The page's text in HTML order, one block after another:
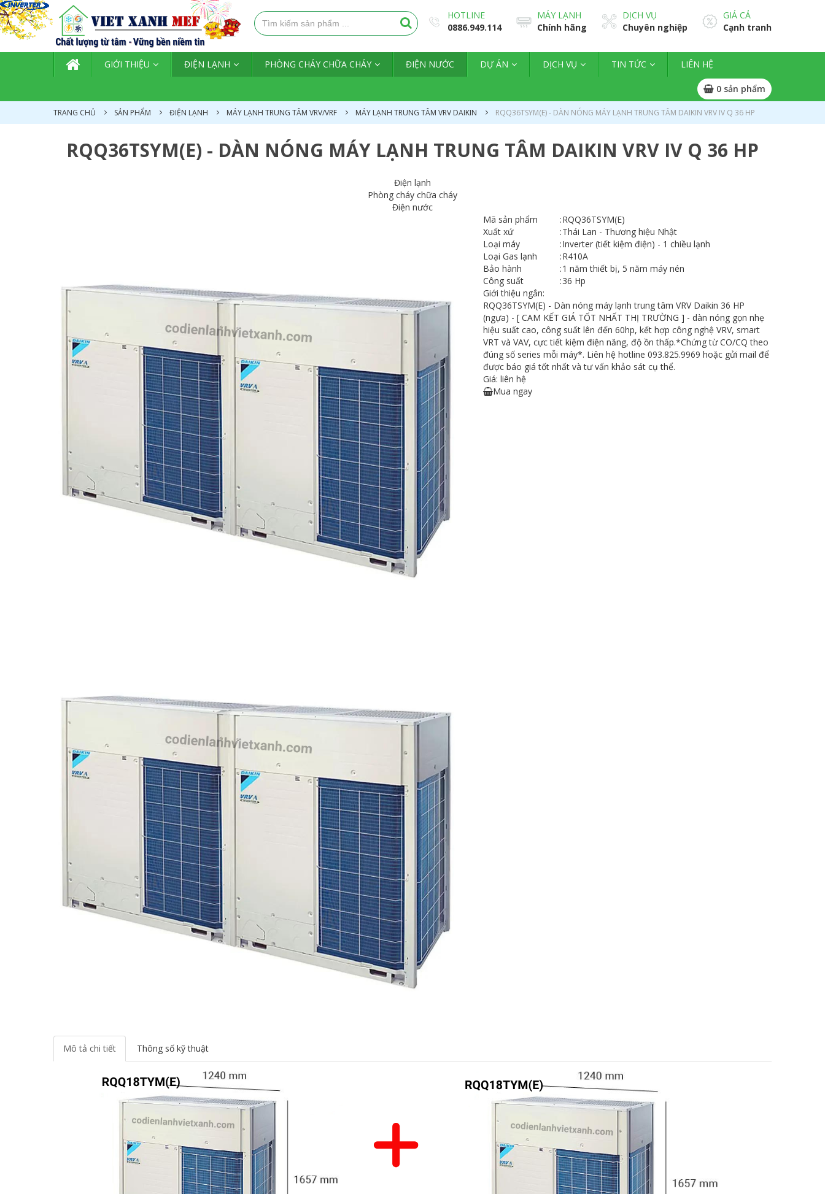
HOTLINE
0886.949.114
MÁY LẠNH
Chính hãng
DỊCH VỤ
Chuyên nghiệp
GIÁ CẢ
Cạnh tranh
TRANG CHỦ
GIỚI THIỆU ĐIỆN LẠNH PHÒNG CHÁY CHỮA CHÁY ĐIỆN NƯỚC DỰ ÁN DỊCH VỤ TIN TỨC LIÊN HỆ
0 sản phẩm
TRANG CHỦ SẢN PHẨM ĐIỆN LẠNH MÁY LẠNH TRUNG TÂM VRV/VRF MÁY LẠNH TRUNG TÂM VRV DAIKIN RQQ36TSYM(E) - DÀN NÓNG MÁY LẠNH TRUNG TÂM DAIKIN VRV IV Q 36 HP
RQQ36TSYM(E) - DÀN NÓNG MÁY LẠNH TRUNG TÂM DAIKIN VRV IV Q 36 HP
Điện lạnh
Phòng cháy chữa cháy
Điện nước
Mã sản phẩm
:RQQ36TSYM(E)
Xuất xứ
:Thái Lan - Thương hiệu Nhật
Loại máy
:Inverter (tiết kiệm điện) - 1 chiều lạnh
Loại Gas lạnh
:R410A
Bảo hành
:1 năm thiết bị, 5 năm máy nén
Công suất
:36 Hp
Giới thiệu ngắn:
RQQ36TSYM(E) - Dàn nóng máy lạnh trung tâm VRV Daikin 36 HP
(ngựa) - [ CAM KẾT GIÁ TỐT NHẤT THỊ TRƯỜNG ] - dàn nóng gọn nhẹ
hiệu suất cao, công suất lên đến 60hp, kết hợp công nghệ VRV, smart
VRT và VAV, cực tiết kiệm điện năng, độ ồn thấp.*Chứng từ CO/CQ theo
đúng số series mỗi máy*. Liên hệ hotline 093.825.9969 hoặc gửi mail để
được báo giá tốt nhất và tư vấn khảo sát cụ thể.
Giá: liên hệ
Mua ngay
Mô tả chi tiết Thông số kỹ thuật